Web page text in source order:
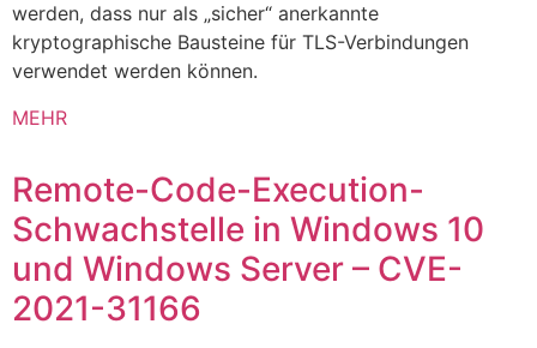
werden, dass nur als „sicher“ anerkannte
kryptographische Bausteine für TLS-Verbindungen
verwendet werden können.
MEHR
Remote-Code-Execution-
Schwachstelle in Windows 10
und Windows Server – CVE-
2021-31166